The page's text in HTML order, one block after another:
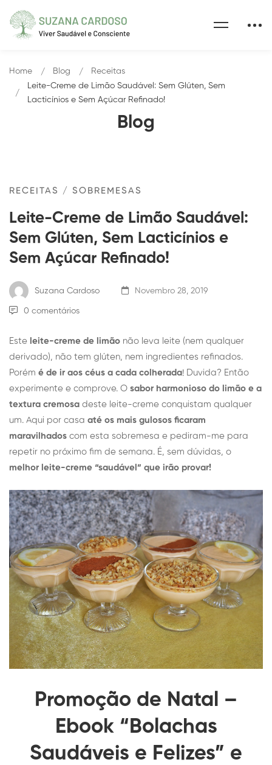
Blog
Home Blog
Receitas
Leite-Creme de Limão Saudável: Sem Glúten, Sem
Lacticínios e Sem Açúcar Refinado!
RECEITAS / SOBREMESAS
Leite-Creme de Limão Saudável:
Sem Glúten, Sem Lacticínios e
Sem Açúcar Refinado!
Suzana Cardoso Novembro 28, 2019
0 comentários
Este leite-creme de limão não leva leite (nem qualquer
derivado), não tem glúten, nem ingredientes refinados.
Porém é de ir aos céus a cada colherada! Duvida? Então
experimente e comprove. O sabor harmonioso do limão e a
textura cremosa deste leite-creme conquistam qualquer
um. Aqui por casa até os mais gulosos ficaram
maravilhados com esta sobremesa e pediram-me para
repetir no próximo fim de semana. É, sem dúvidas, o
melhor leite-creme “saudável” que irão provar!
Promoção de Natal –
Ebook “Bolachas
Saudáveis e Felizes” e